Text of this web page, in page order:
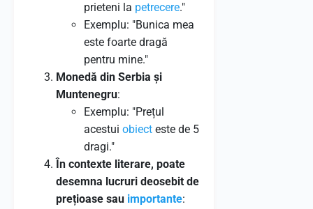
prieteni la petrecere."
Exemplu: "Bunica mea
este foarte dragă
pentru mine."
Monedă din Serbia și
Muntenegru:
Exemplu: "Prețul
acestui obiect este de 5
dragi."
În contexte literare, poate
desemna lucruri deosebit de
prețioase sau importante: